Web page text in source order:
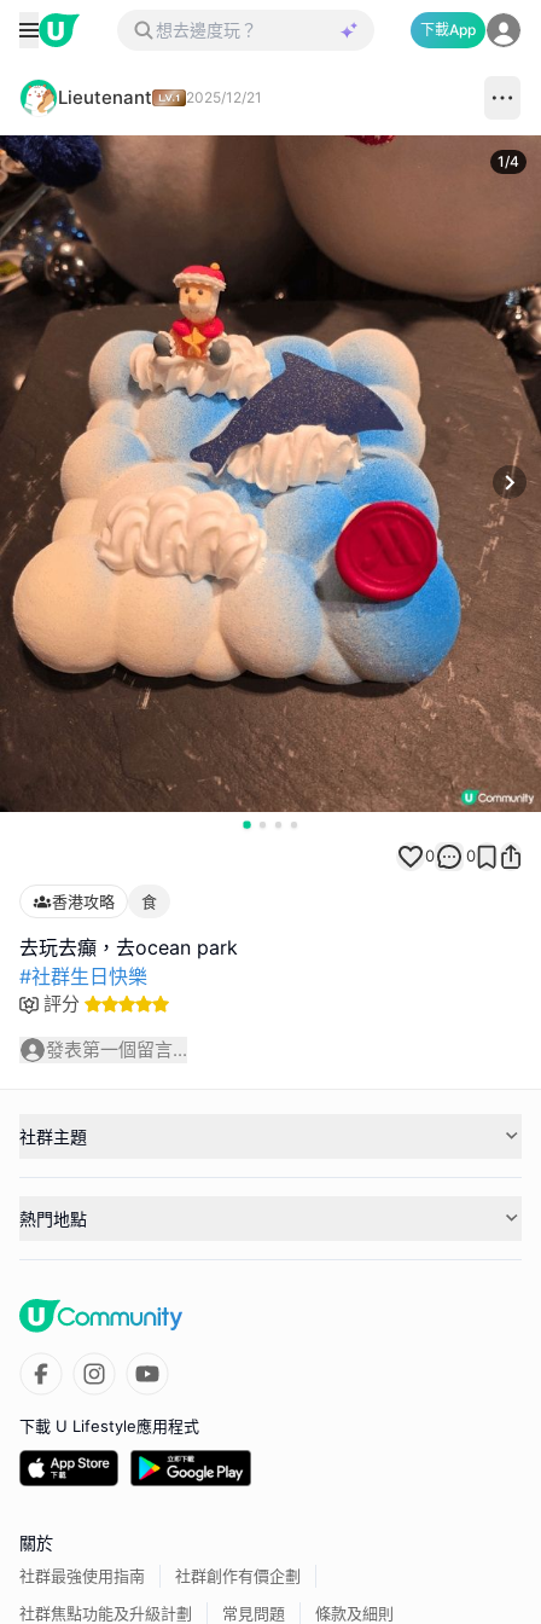
下載App
Lieutenant 2025/12/21
1/4
0 0
香港攻略 食
#社群生日快樂
評分
發表第一個留言...
社群主題
熱門地點
下載 U Lifestyle應用程式
關於
社群最強使用指南
社群創作有價企劃
社群焦點功能及升級計劃
常見問題 條款及細則